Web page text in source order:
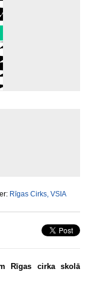
Rīgas Cirks, VSIA
Rīgas cirka skolā